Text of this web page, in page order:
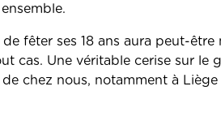
fêter ses 18 ans aura peut-
cas. Une véritable cerise sur le
chez nous, notamment à